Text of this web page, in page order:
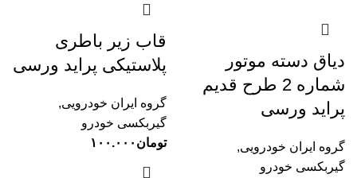
دیاق دسته موتور
شماره 2 طرح قدیم
پراید ورسی
گروه ایران خودرویی,
گیربکسی خودرو
قاب زیر باطری
پلاستیکی پراید ورسی
گروه ایران خودرویی,
گیربکسی خودرو
تومان ۱۰۰.۰۰۰